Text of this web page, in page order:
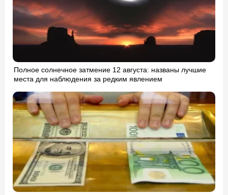
Полное солнечное затмение 12 августа: названы лучшие
места для наблюдения за редким явлением